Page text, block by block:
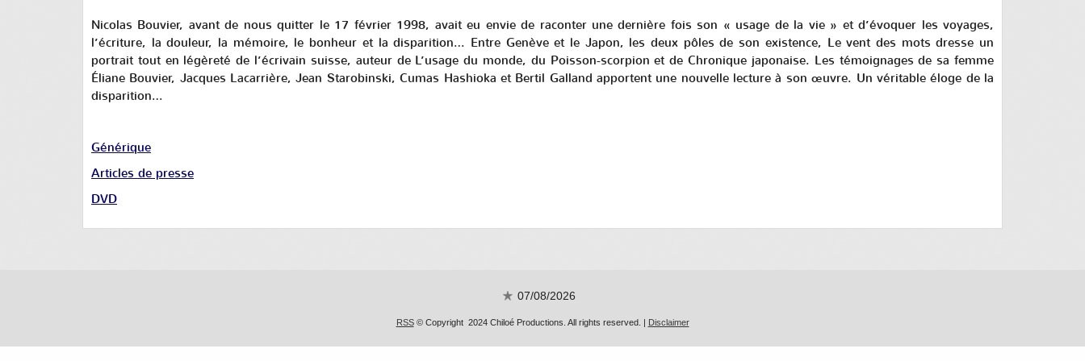
Nicolas Bouvier, avant de nous quitter le 17 février 1998, avait eu envie de raconter une dernière fois son « usage de la vie » et d’évoquer les voyages,
l’écriture, la douleur, la mémoire, le bonheur et la disparition… Entre Genève et le Japon, les deux pôles de son existence, Le vent des mots dresse un
portrait tout en légèreté de l’écrivain suisse, auteur de L’usage du monde, du Poisson-scorpion et deChronique japonaise. Les témoignages de sa femme
Éliane Bouvier, Jacques Lacarrière, Jean Starobinski, Cumas Hashioka et Bertil Galland apportent une nouvelle lecture à son œuvre. Un véritable éloge de la
disparition…
Générique
Articles de presse
DVD
07/08/2026
RSS© Copyright 2024 Chiloé Productions. All rights reserved. | Disclaimer